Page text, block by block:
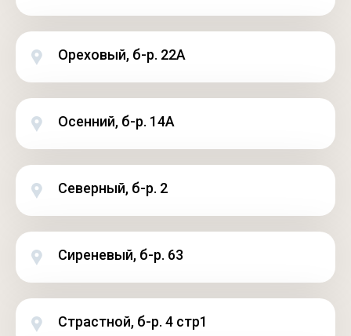
Ореховый, б-р. 22А
Осенний, б-р. 14А
Северный, б-р. 2
Сиреневый, б-р. 63
Страстной, б-р. 4 стр1